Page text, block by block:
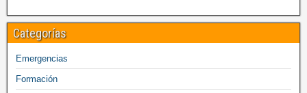
Categorías
Emergencias
Formación